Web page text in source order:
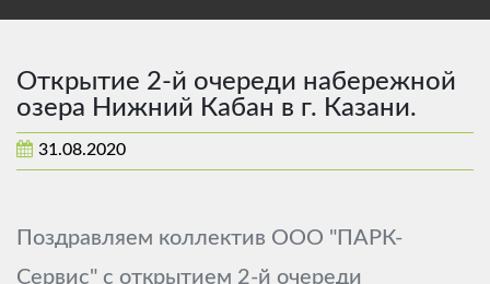
Открытие 2-й очереди набережной
озера Нижний Кабан в г. Казани.
31.08.2020
Поздравляем коллектив ООО "ПАРК-
Сервис" с открытием 2-й очереди